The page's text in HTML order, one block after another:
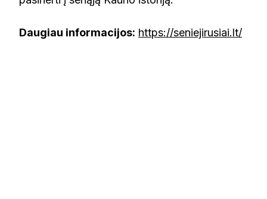
Daugiau informacijos: https://seniejirusiai.lt/